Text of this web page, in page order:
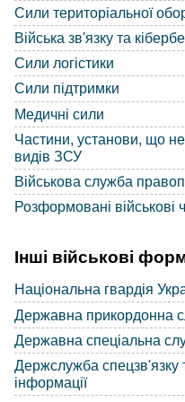
Сили територіальної
Війська зв'язку та
Сили логістики
Сили підтримки
Медичні сили
Частини, установи, що
видів ЗСУ
Військова служба
Розформовані військові
Інші військові
Національна гвардія
Державна прикордонна
Державна спеціальна
Держслужба спецзв'язку
інформації